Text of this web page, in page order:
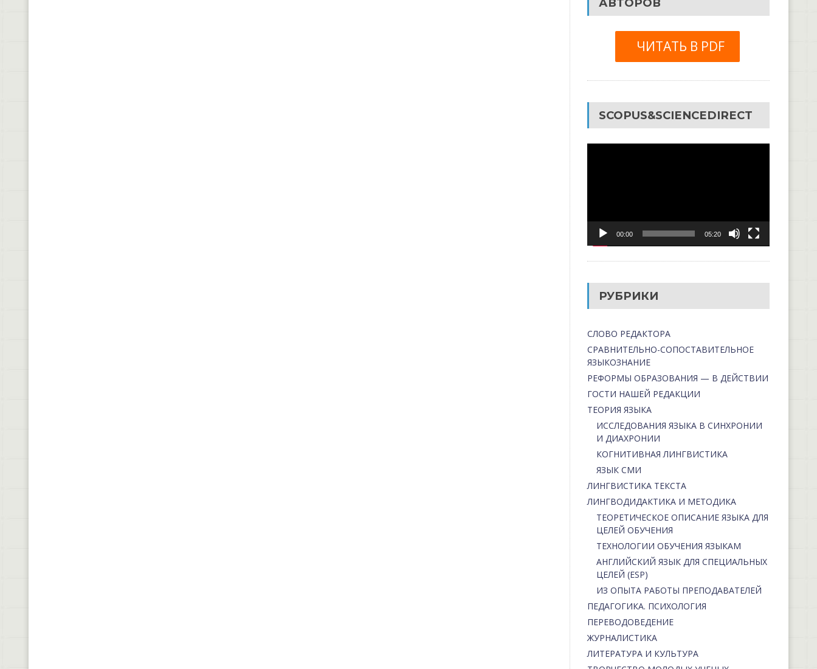
ЧИТАТЬ В PDF
SCOPUS&SCIENCEDIRECT
00:00 05:20
РУБРИКИ
СЛОВО РЕДАКТОРА
СРАВНИТЕЛЬНО-СОПОСТАВИТЕЛЬНОЕ
ЯЗЫКОЗНАНИЕ
РЕФОРМЫ ОБРАЗОВАНИЯ — В ДЕЙСТВИИ
ГОСТИ НАШЕЙ РЕДАКЦИИ
ТЕОРИЯ ЯЗЫКА
ИССЛЕДОВАНИЯ ЯЗЫКА В СИНХРОНИИ
И ДИАХРОНИИ
КОГНИТИВНАЯ ЛИНГВИСТИКА
ЯЗЫК СМИ
ЛИНГВИСТИКА ТЕКСТА
ЛИНГВОДИДАКТИКА И МЕТОДИКА
ТЕОРЕТИЧЕСКОЕ ОПИСАНИЕ ЯЗЫКА ДЛЯ
ЦЕЛЕЙ ОБУЧЕНИЯ
ТЕХНОЛОГИИ ОБУЧЕНИЯ ЯЗЫКАМ
АНГЛИЙСКИЙ ЯЗЫК ДЛЯ СПЕЦИАЛЬНЫХ
ЦЕЛЕЙ (ESP)
ИЗ ОПЫТА РАБОТЫ ПРЕПОДАВАТЕЛЕЙ
ПЕДАГОГИКА. ПСИХОЛОГИЯ
ПЕРЕВОДОВЕДЕНИЕ
ЖУРНАЛИСТИКА
ЛИТЕРАТУРА И КУЛЬТУРА